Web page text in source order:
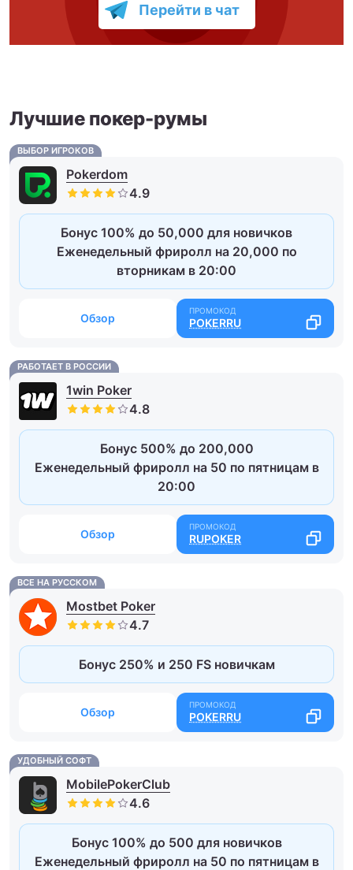
Перейти в чат
Лучшие покер-румы
ВЫБОР ИГРОКОВ
Pokerdom
Бонус 100% до 50,000 для новичков
Еженедельный фриролл на 20,000 по
вторникам в 20:00
Обзор POKERRU
РАБОТАЕТ В РОССИИ
1win Poker
Бонус 500% до 200,000
Еженедельный фриролл на 50 по пятницам в
20:00
Обзор RUPOKER
ВСЕ НА РУССКОМ
Mostbet Poker
Бонус 250% и 250 FS новичкам
Обзор POKERRU
УДОБНЫЙ СОФТ
MobilePokerClub
Бонус 100% до 500 для новичков
Еженедельный фриролл на 50 по пятницам в